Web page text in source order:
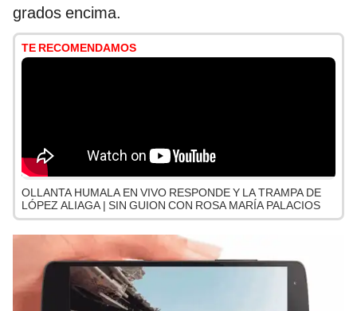
grados encima.
TE RECOMENDAMOS
OLLANTA HUMALA EN VIVO RESPONDE Y LA TRAMPA DE
LÓPEZ ALIAGA | SIN GUION CON ROSA MARÍA PALACIOS